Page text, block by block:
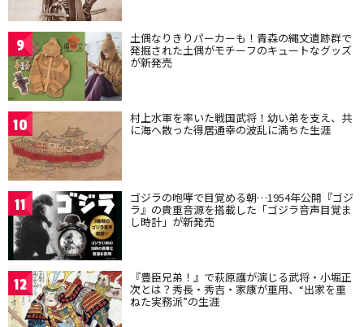
9 土偶なりきりパーカーも！青森の縄文遺跡群で
発掘された土偶がモチーフのキュートなグッズ
が新発売
10 村上水軍を率いた戦国武将！幼い弟を支え、共
に海へ散った得居通幸の波乱に満ちた生涯
11 ゴジラの咆哮で目覚める朝…1954年公開『ゴジ
ラ』の貴重音源を搭載した「ゴジラ音声目覚ま
し時計」が新発売
12 『豊臣兄弟！』で萩原護が演じる武将・小堀正
次とは？秀長・秀吉・家康が重用、“出家を重
ねた実務派”の生涯